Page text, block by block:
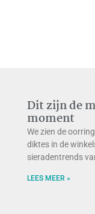
Dit zijn de
moment
We zien de
diktes in de
sieradentrends
LEES MEER »